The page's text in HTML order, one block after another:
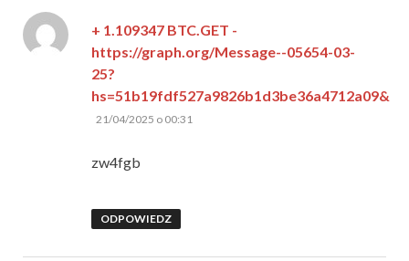
+ 1.109347 BTC.GET -
https://graph.org/Message--05654-03-
25?
hs=51b19fdf527a9826b1d3be36a4712a09&
pisze:
21/04/2025 o 00:31
zw4fgb
ODPOWIEDZ